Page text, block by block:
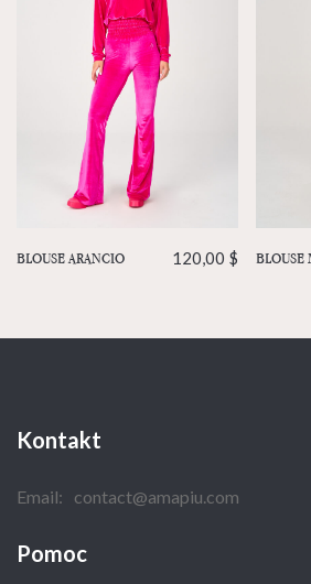
BLOUSE ARANCIO 120,00 $ BLOUSE
Kontakt
Email: contact@amapiu.com
Pomoc